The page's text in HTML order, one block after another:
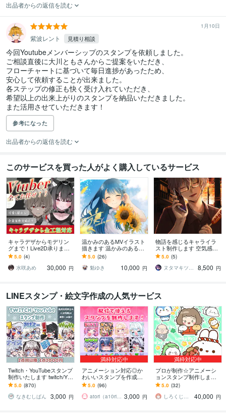
出品者からの返信を読む
1月10日
紫波レント 見積り相談
今回Youtubeメンバーシップのスタンプを依頼しました。
ご相談直後に大川ともさんからご提案をいただき、
フローチャートに基づいて毎日進捗があったため、
安心して依頼することが出来ました。
各ステップの修正も快く受け入れていただき、
希望以上の出来上がりのスタンプを納品いただきました。
また活用させていただきます！
参考になった
出品者からの返信を読む
このサービスを買った人がよく購入しているサービス
キャラデザからモデリン
グまで！Live2D承ります
他サイトで多数お取引実
績あり！Vtuberになりた
い方向け！
5.0 (4)
水咲あめ
30,000 円
温かみのあるMVイラスト
描きます 温かみのある、
ほっこりするようなイラ
ストおまかせください^^
5.0 (26)
魁ゆき
10,000 円
物語を感じるキャライラ
スト制作します 空気感・
感情表現を重視していま
す!
5.0 (5)
ヌタマキツクシ
8,500 円
LINEスタンプ・絵文字作成の人気サービス
Twitch・YouTubeスタンプ
制作いたします twitch/You
Tube/tiktok配信用スタンプ
制作
5.0 (870)
なきむしぱん
3,000 円
満枠対応中
アニメーション対応◎か
わいいスタンプを作成し
ます 企業実績多数有！Yo
uTube・Twitch・TikTok☆
5.0 (96)
atori（a10ri_p） 3,000 円
満枠対応中
プロが制作☆アニメーシ
ョンスタンプ制作します L
INE、YouTube、Twitch用
アニメスタンプ制作☆
5.0 (32)
しろくじらプラスし
40,000 円